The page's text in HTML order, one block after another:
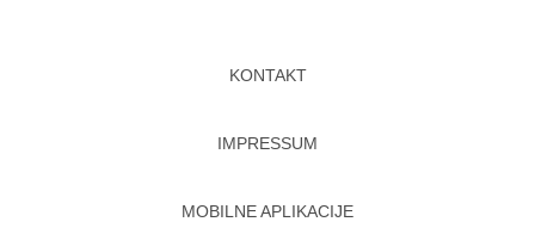
KONTAKT
IMPRESSUM
MOBILNE APLIKACIJE